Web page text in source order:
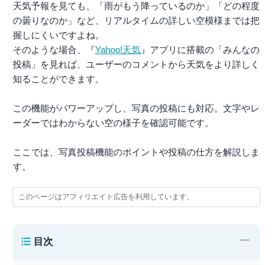
天気予報を見ても、「雨がもう降っているのか」「どの程度
の曇りなのか」など、リアルタイムの詳しい空模様までは把
握しにくいですよね。
そのような場合、『Yahoo!天気』アプリに搭載の「みんなの
投稿」を見れば、ユーザーのコメントから天気をより詳しく
知ることができます。
この機能がパワーアップし、写真の投稿にも対応。文字やレ
ーダーではわからない空の様子を確認可能です。
ここでは、写真投稿機能のポイントや投稿の仕方を解説しま
す。
このページはアフィリエイト広告を利用しています。
目次 −